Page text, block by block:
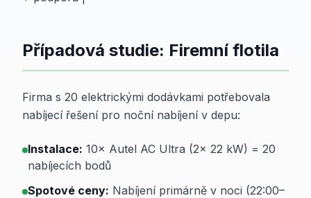
Případová studie: Firemní flotila
Firma s 20 elektrickými dodávkami potřebovala
nabíjecí řešení pro noční nabíjení v depu:
Instalace: 10× Autel AC Ultra (2× 22 kW) = 20
nabíjecích bodů
Spotové ceny: Nabíjení primárně v noci (22:00–